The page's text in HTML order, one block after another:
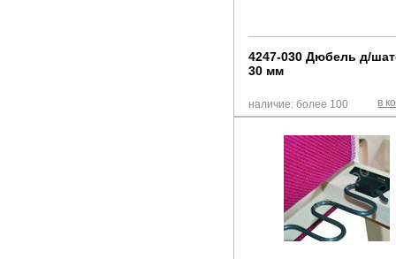
4247-030 Дюбель д/
30 мм
в
наличие: более 100